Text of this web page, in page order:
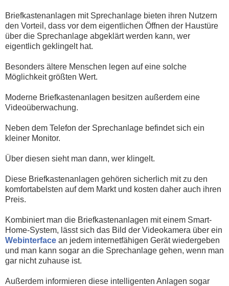
Briefkastenanlagen mit Sprechanlage bieten ihren Nutzern
den Vorteil, dass vor dem eigentlichen Öffnen der Haustüre
über die Sprechanlage abgeklärt werden kann, wer
eigentlich geklingelt hat.
Besonders ältere Menschen legen auf eine solche
Möglichkeit größten Wert.
Moderne Briefkastenanlagen besitzen außerdem eine
Videoüberwachung.
Neben dem Telefon der Sprechanlage befindet sich ein
kleiner Monitor.
Über diesen sieht man dann, wer klingelt.
Diese Briefkastenanlagen gehören sicherlich mit zu den
komfortabelsten auf dem Markt und kosten daher auch ihren
Preis.
Kombiniert man die Briefkastenanlagen mit einem Smart-
Home-System, lässt sich das Bild der Videokamera über ein
Webinterface an jedem internetfähigen Gerät wiedergeben
und man kann sogar an die Sprechanlage gehen, wenn man
gar nicht zuhause ist.
Außerdem informieren diese intelligenten Anlagen sogar